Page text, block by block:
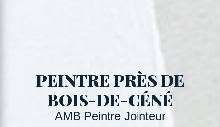
PEINTRE PRÈS DE
BOIS-DE-CÉNÉ
AMB Peintre Jointeur